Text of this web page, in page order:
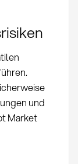
und
Market